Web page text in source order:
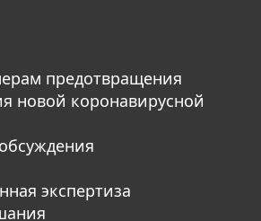
предотвращения
новой коронавирусной
экспертиза